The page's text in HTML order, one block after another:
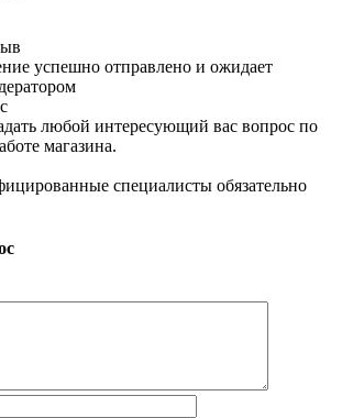
успешно отправлено и ожидает
любой интересующий вас вопрос по
магазина.
специалисты обязательно